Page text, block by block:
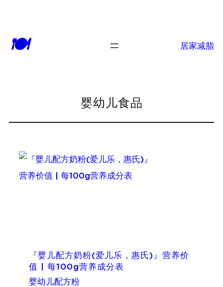
🍽 居家减脂
婴幼儿食品
『婴儿配方奶粉(爱儿乐，惠氏)』营养价
值 | 每100g营养成分表
婴幼儿配方粉